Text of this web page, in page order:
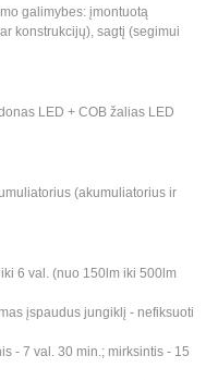
galimybes: įmontuotą
konstrukcijų), sagtį (segimui
LED + COB žalias LED
(akumuliatorius ir
6 val. (nuo 150lm iki 500lm
įspaudus jungiklį - nefiksuoti
- 7 val. 30 min.; mirksintis - 15